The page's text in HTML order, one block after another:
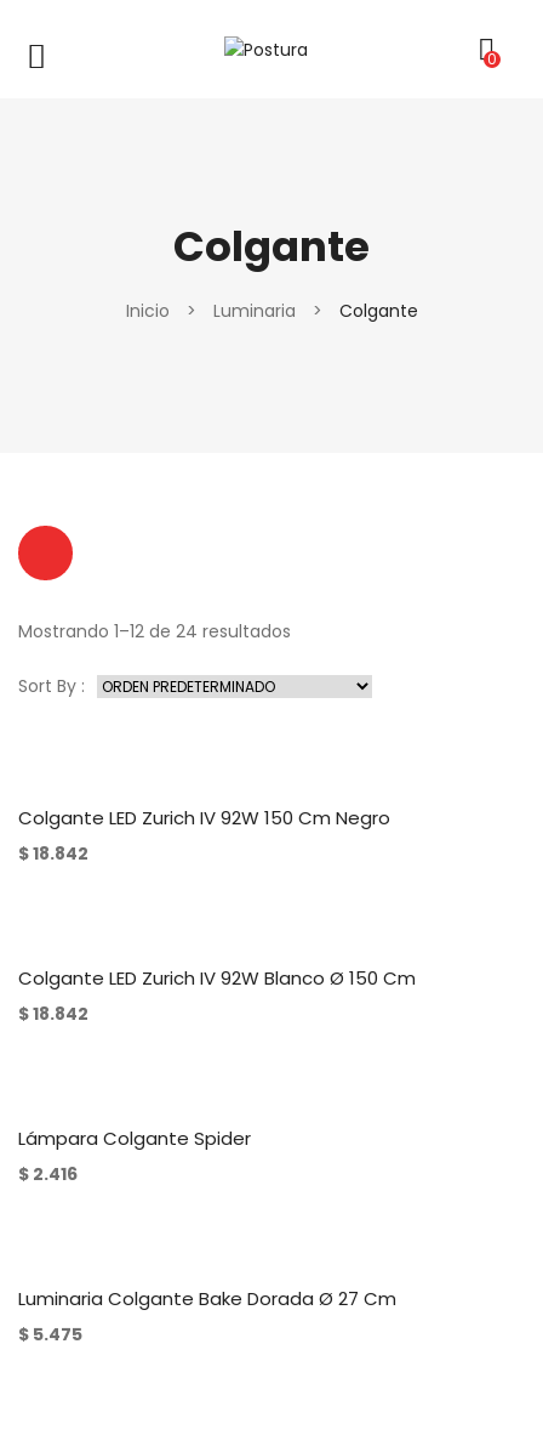
0
Colgante
Inicio > Luminaria > Colgante
Mostrando 1–12 de 24 resultados
Sort By :
Colgante LED Zurich IV 92W 150 Cm Negro
$18.842
Colgante LED Zurich IV 92W Blanco Ø 150 Cm
$18.842
Lámpara Colgante Spider
$ 2.416
Luminaria Colgante Bake Dorada Ø 27 Cm
$ 5.475